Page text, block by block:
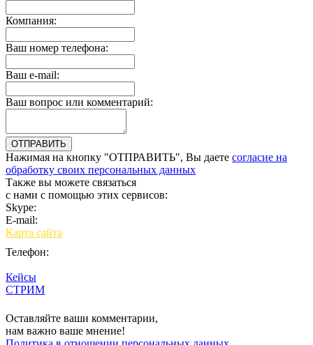
Компания:
Ваш номер телефона:
Ваш e-mail:
Ваш вопрос или комментарий:
Нажимая на кнопку "ОТПРАВИТЬ", Вы даете согласие на
обработку своих персональных данных
Также вы можете связаться
с нами с помощью этих сервисов:
Skype:
E-mail:
Карта сайта
Телефон:
Кейсы
СТРИМ
Оставляйте ваши комментарии,
нам важно ваше мнение!